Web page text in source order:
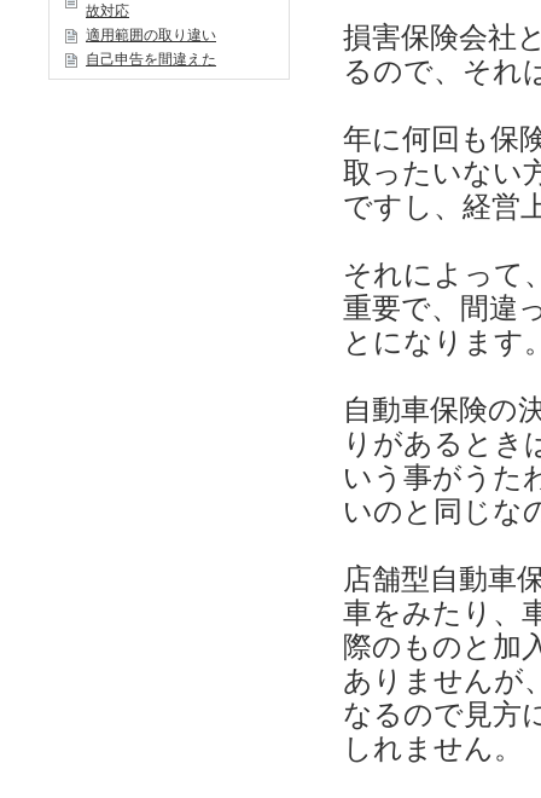
損害保険会社
るので、それ
年に何回も保
取ったいない
ですし、経営
それによって
重要で、間違
とになります
自動車保険の
りがあるとき
いう事がうた
いのと同じな
店舗型自動車
車をみたり、
際のものと加
ありませんが
なるので見方
しれません。
故対応
適用範囲の取り違い
自己申告を間違えた